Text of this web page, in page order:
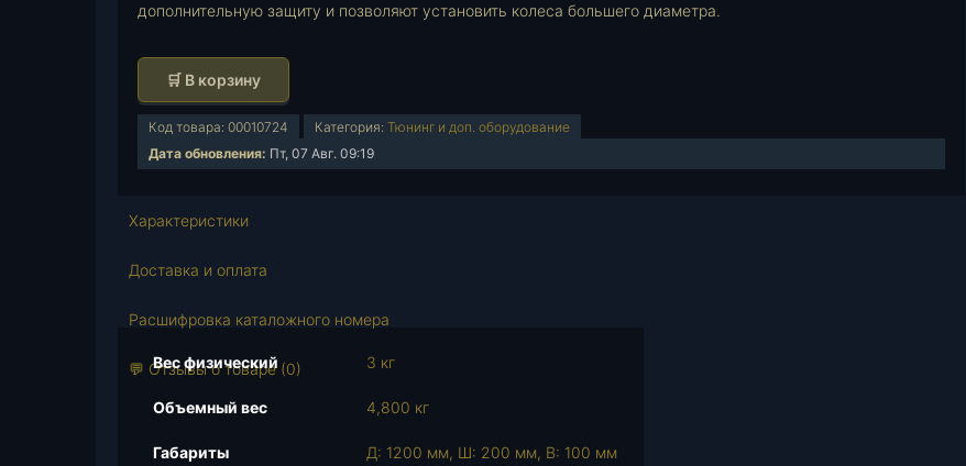
дополнительную защиту и позволяют установить колеса большего диаметра.
о
л
ч
с
в
т
в
🛒 В корзину
Код товара: 00010724 Категория: Тюнинг и доп. оборудование
Дата обновления: Пт, 07 Авг. 09:19
Характеристики
Доставка и оплата
Расшифровка каталожного номера
💬 Отзывы о товаре (0)
Вес физический 3 кг
Объемный вес 4,800 кг
Габариты Д: 1200 мм, Ш: 200 мм, В: 100 мм